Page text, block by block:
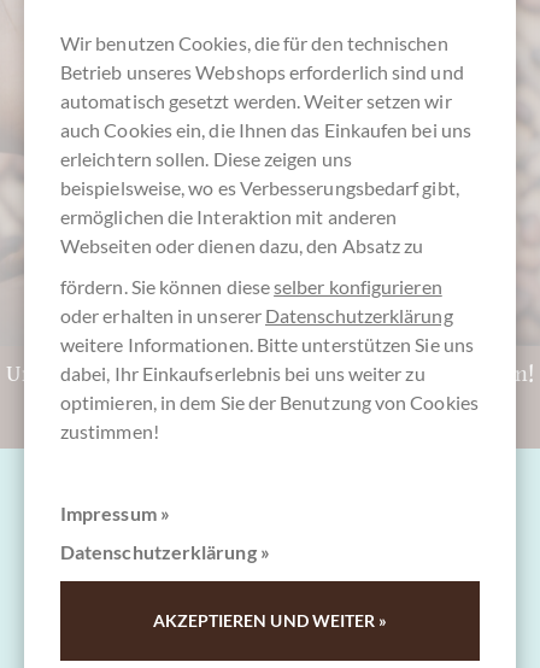
Kundenservice
0511 - 90 88 99 84
Montag - Freitag 10-18 Uhr
Unentschlossen? CHOCOLATS-DE-LUXE.DE Gutschein!
Zu den Gutscheinen
Wir benutzen Cookies, die für den technischen
Betrieb unseres Webshops erforderlich sind und
automatisch gesetzt werden. Weiter setzen wir
auch Cookies ein, die Ihnen das Einkaufen bei uns
erleichtern sollen. Diese zeigen uns
beispielsweise, wo es Verbesserungsbedarf gibt,
ermöglichen die Interaktion mit anderen
Webseiten oder dienen dazu, den Absatz zu
fördern. Sie können dieseselber konfigurieren
oder erhalten in unserer Datenschutzerklärung
weitere Informationen. Bitte unterstützen Sie uns
dabei, Ihr Einkaufserlebnis bei uns weiter zu
optimieren, in dem Sie der Benutzung von Cookies
zustimmen!
Impressum »
Datenschutzerklärung »
AKZEPTIEREN UND WEITER »